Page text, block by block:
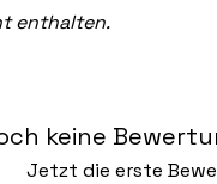
enthalten.
keine
Jetzt die erste